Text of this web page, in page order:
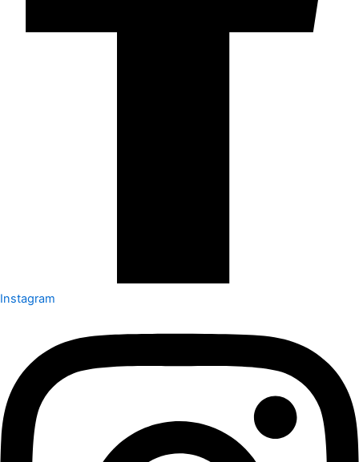
Instagram